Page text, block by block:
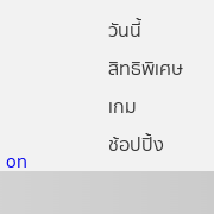
วันนี้
สิทธิพิเศษ
เกม
ช้อปปิ้ง